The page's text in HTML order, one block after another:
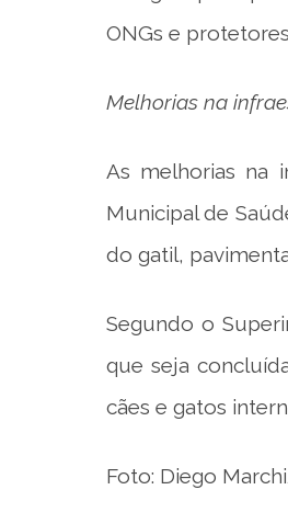
ONGs e
Melhorias na
As melhorias na
Municipal de
do gatil,
Segundo o
que seja
cães e gatos
Foto: Diego